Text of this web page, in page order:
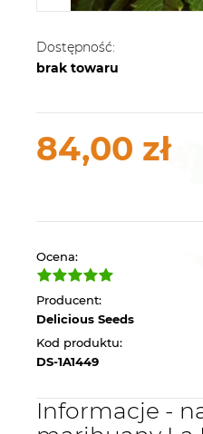
Dostępność:
brak towaru
84,00 zł
Ocena:
Producent:
Delicious Seeds
Kod produktu:
DS-1A1449
Informacje -